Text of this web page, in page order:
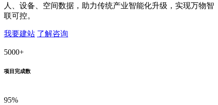
人、设备、空间数据，助力传统产业智能化升级，实现万物智
联可控。
我要建站 了解咨询
5000+
项目完成数
95%